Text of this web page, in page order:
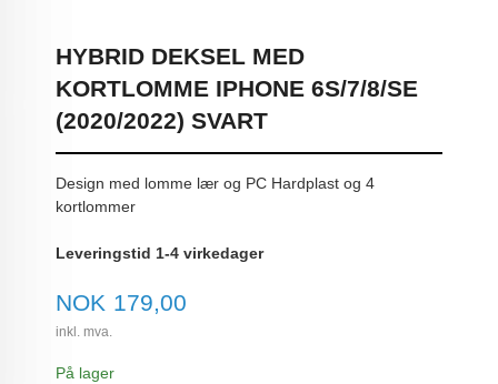
HYBRID DEKSEL MED
KORTLOMME IPHONE 6S/7/8/SE
(2020/2022) SVART
Design med lomme lær og PC Hardplast og 4
kortlommer
Leveringstid 1-4 virkedager
Pris
NOK 179,00
inkl. mva.
På lager